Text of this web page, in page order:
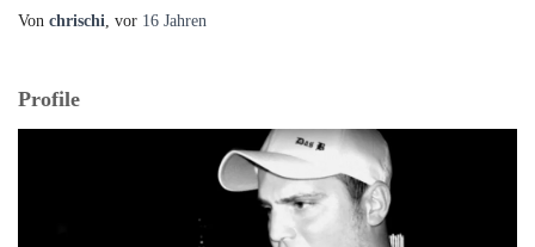
Von chrischi, vor 16 Jahren
Profile